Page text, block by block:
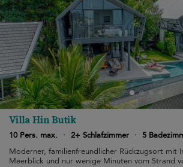
Villa Hin Butik
10 Pers. max. · 2+ Schlafzimmer ·
5
Moderner, familienfreundlicher Rückzugsort mit
Meerblick und nur wenige Minuten vom Strand